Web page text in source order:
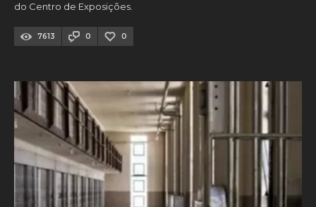
do Centro de Exposições.
7613 0 0